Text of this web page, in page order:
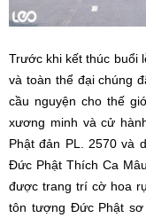
Trước khi kết thúc buổi
và toàn thể đại chúng
cầu nguyện cho thế
xương minh và cử
Phật đản PL. 2570 và
Đức Phật Thích Ca
được trang trí cờ hoa
tôn tượng Đức Phật